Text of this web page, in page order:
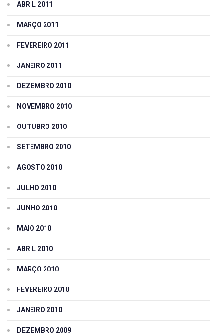
ABRIL 2011
MARÇO 2011
FEVEREIRO 2011
JANEIRO 2011
DEZEMBRO 2010
NOVEMBRO 2010
OUTUBRO 2010
SETEMBRO 2010
AGOSTO 2010
JULHO 2010
JUNHO 2010
MAIO 2010
ABRIL 2010
MARÇO 2010
FEVEREIRO 2010
JANEIRO 2010
DEZEMBRO 2009